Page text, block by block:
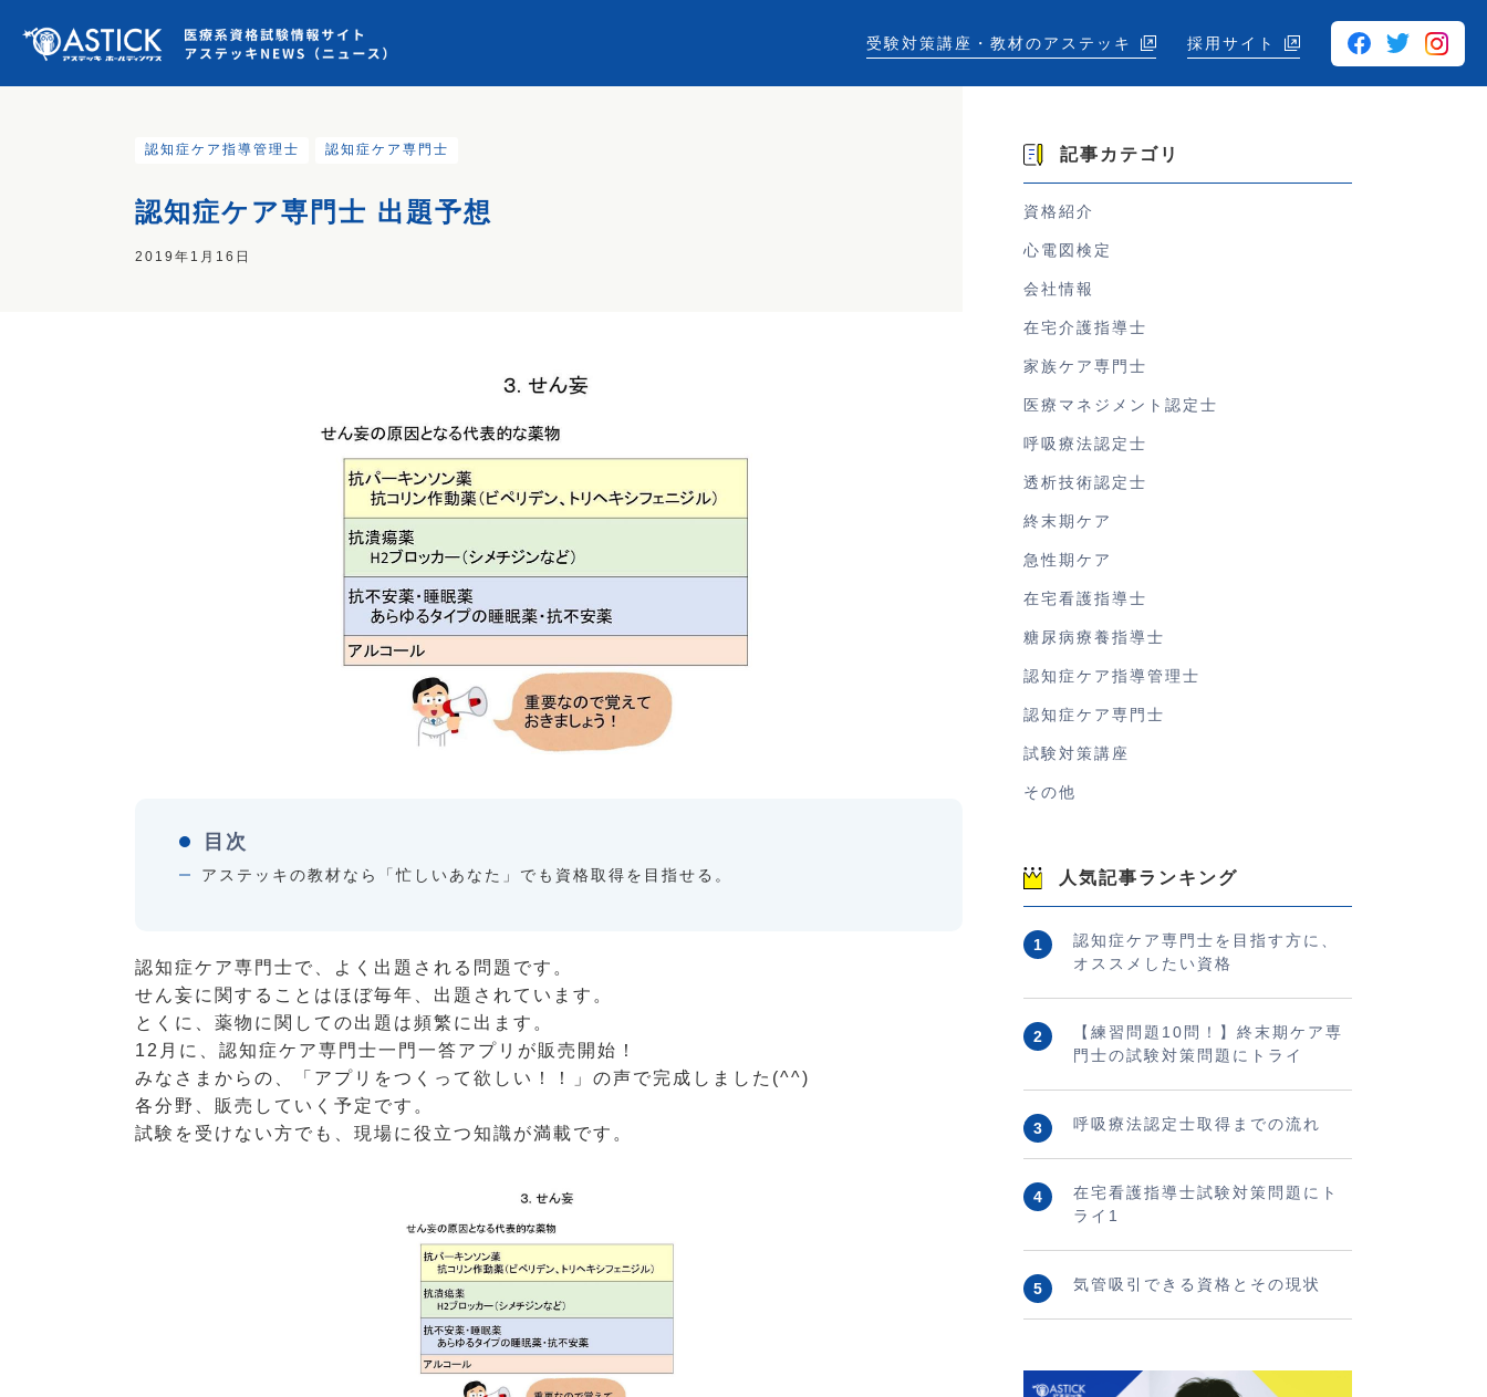
受験対策講座・教材のアステッキ 採用サイト
認知症ケア指導管理士 認知症ケア専門士
認知症ケア専門士 出題予想
2019年1月16日
目次
アステッキの教材なら「忙しいあなた」でも資格取得を目指せる。
認知症ケア専門士で、よく出題される問題です。
せん妄に関することはほぼ毎年、出題されています。
とくに、薬物に関しての出題は頻繁に出ます。
12月に、認知症ケア専門士一門一答アプリが販売開始！
みなさまからの、「アプリをつくって欲しい！！」の声で完成しました(^^)
各分野、販売していく予定です。
試験を受けない方でも、現場に役立つ知識が満載です。
記事カテゴリ
資格紹介
心電図検定
会社情報
在宅介護指導士
家族ケア専門士
医療マネジメント認定士
呼吸療法認定士
透析技術認定士
終末期ケア
急性期ケア
在宅看護指導士
糖尿病療養指導士
認知症ケア指導管理士
認知症ケア専門士
試験対策講座
その他
人気記事ランキング
認知症ケア専門士を目指す方に、
オススメしたい資格
【練習問題10問！】終末期ケア専
門士の試験対策問題にトライ
呼吸療法認定士取得までの流れ
在宅看護指導士試験対策問題にト
ライ1
気管吸引できる資格とその現状